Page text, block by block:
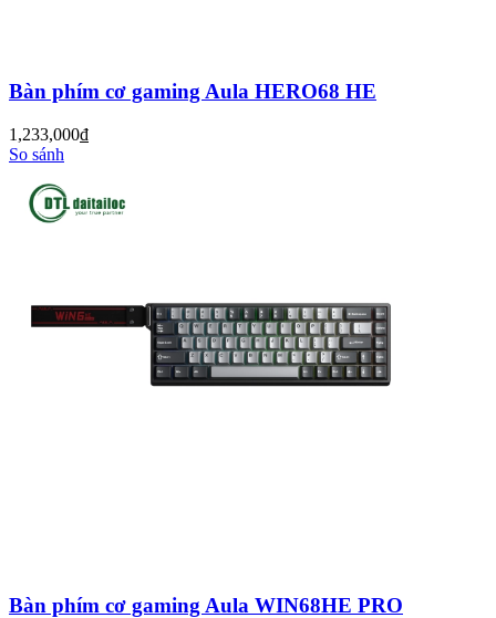
Bàn phím cơ gaming Aula HERO68 HE
1,233,000đ
So sánh
Bàn phím cơ gaming Aula WIN68HE PRO